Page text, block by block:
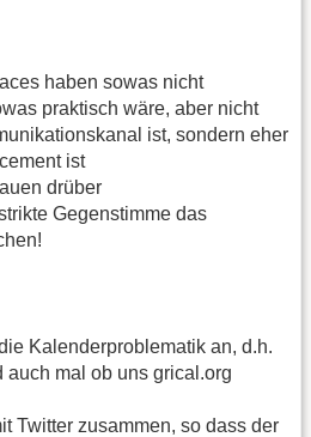
haben sowas nicht
praktisch wäre, aber nicht
ist, sondern eher
ist
drüber
Gegenstimme das
Kalenderproblematik an, d.h.
auch mal ob uns grical.org
Twitter zusammen, so dass der